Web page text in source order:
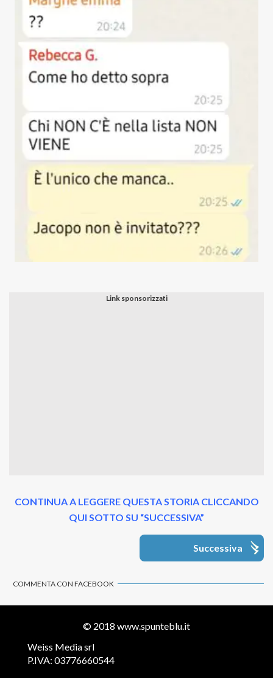
CONTINUA A LEGGERE QUESTA STORIA CLICCANDO
QUI SOTTO SU “SUCCESSIVA”
Successiva
COMMENTA CON FACEBOOK
© 2018 www.spunteblu.it
Weiss Media srl
P.IVA: 03776660544